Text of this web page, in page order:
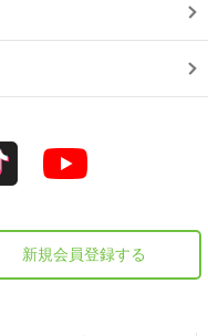
新規会員登録する